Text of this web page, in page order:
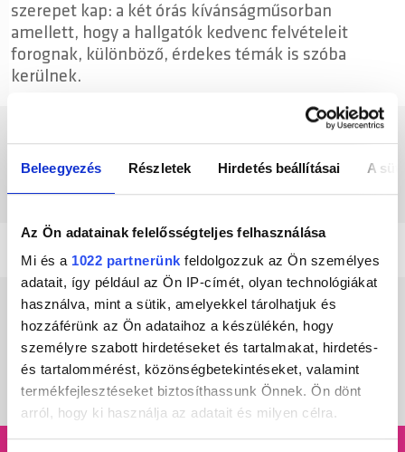
Beleegyezés Részletek Hirdetés beállításai A
Az Ön adatainak felelősségteljes felhasználása
Mi és a 1022 partnerünk feldolgozzuk az Ön személyes
adatait, így például az Ön IP-címét, olyan technológiákat
használva, mint a sütik, amelyekkel tárolhatjuk és
hozzáférünk az Ön adataihoz a készülékén, hogy
személyre szabott hirdetéseket és tartalmakat, hirdetés-
és tartalommérést, közönségbetekintéseket, valamint
termékfejlesztéseket biztosíthassunk Önnek. Ön dönt
arról, hogy ki használja az adatait és milyen célra.
szerepet kap: a két órás kívánságműsorban
amellett, hogy a hallgatók kedvenc felvételeit
forognak, különböző, érdekes témák is szóba
kerülnek.
Mixek Hírek